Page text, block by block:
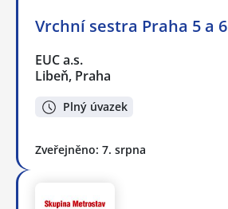
Vrchní sestra Praha 5 a 6
EUC a.s.
Libeň, Praha
Plný úvazek
Zveřejněno: 7. srpna